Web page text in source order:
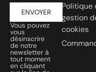
ENVOYER
Vous pouvez
vous
désinscrire
de notre
newsletter à
tout moment
en cliquant
Politique
gestion
cookies